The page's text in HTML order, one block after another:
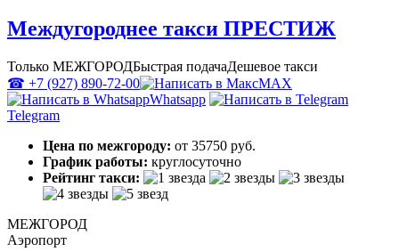
Междугороднее такси ПРЕСТИЖ
Только МЕЖГОРОДБыстрая подачаДешевое такси
☎ +7 (927) 890-72-00
MAX
Whatsapp
Telegram
Цена по межгороду: от 35750 руб.
График работы: круглосуточно
Рейтинг такси:
МЕЖГОРОД
Аэропорт